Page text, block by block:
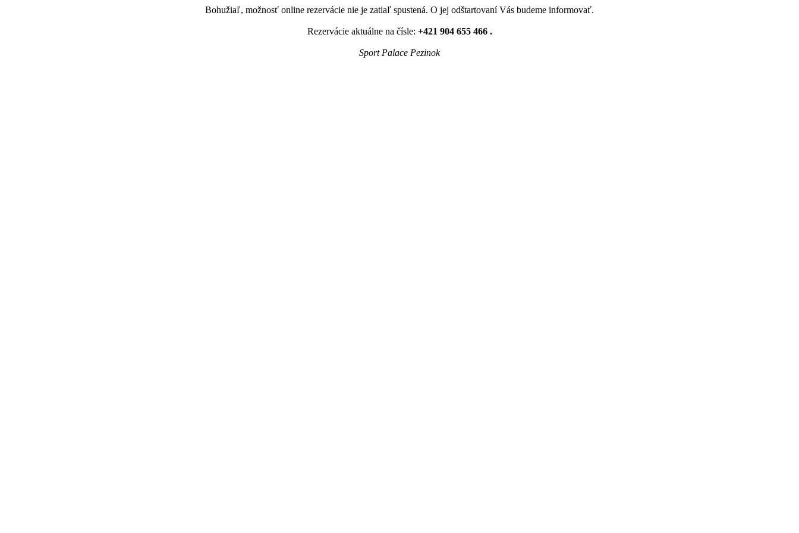
Bohužiaľ, možnosť online rezervácie nie je zatiaľ spustená. O jej odštartovaní Vás budeme informovať.
Rezervácie aktuálne na čísle: +421 904 655 466 .
Sport Palace Pezinok